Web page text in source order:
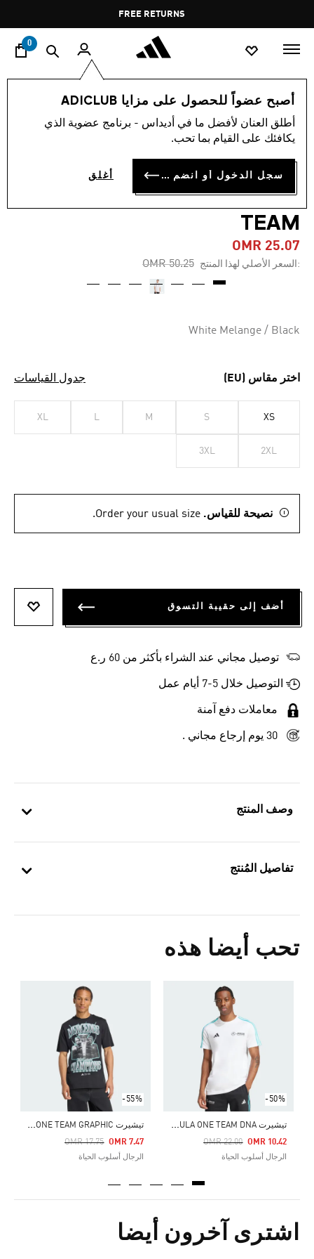
Pause
promotion
rotation
FREE RETURNS
0
أصبح عضواً للحصول على مزايا ADICLUB
أطلق العنان لأفضل ما في أديداس - برنامج عضوية الذي
يكافئك على القيام بما تحب.
سجل الدخول أو انضم الآن أغلق
وصف المنتج
تفاصيل المُنتج
تحب أيضا هذه
-50%
ت
يشيرت MERCEDES - AMG PETRONAS FORMULA ONE TEAM DNA
Price Reduced From
OMR 22.00
To OMR 10.42
الرجال أسلوب الحياة
-55%
ت
يشيرت MERCEDES - AMG PETRONAS FORMULA ONE TEAM GRAPHIC
Price Reduced From
OMR 17.75
To OMR 7.47
الرجال أسلوب الحياة
Price Reduced From
اشترى آخرون أيضا
الرجال ملابس
-50%
بولو MERCEDES - AMG
PETRONAS FORMULA ONE
TEAM
OMR 25.07
:السعر الأصلي لهذا المنتج Price reduced from
OMR 50.25
to
White Melange / Black
اختر مقاس (EU) جدول القياسات
XS
S
M
L
XL
2XL
3XL
نصيحة للقياس. Order your usual size.
أضف إلى حقيبة التسوق
توصيل مجاني عند الشراء بأكثر من 60 ر.ع
التوصيل خلال 5-7 أيام عمل
معاملات دفع آمنة